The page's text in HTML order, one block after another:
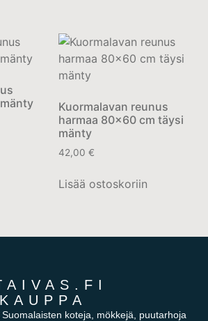
Kuormalavan reunus
harmaa 80×60 cm täysi
mänty
42,00 €
Lisää ostoskoriin
koteja, mökkejä, puutarhoja